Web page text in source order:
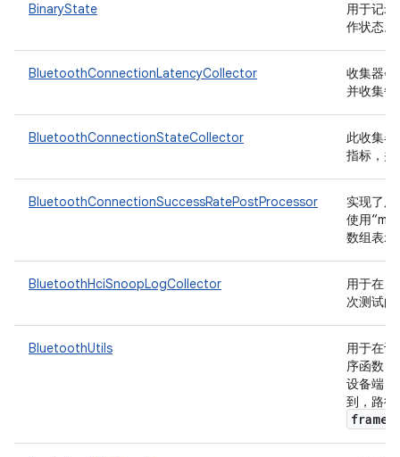
BinaryState
用于记
作状态。
BluetoothConnectionLatencyCollector
收集器
并收集
BluetoothConnectionStateCollector
此收集
指标，
BluetoothConnectionSuccessRatePostProcessor
实现了
使用
数组表
BluetoothHciSnoopLogCollector
用于在
次测试
BluetoothUtils
用于在
序函数
设备端
到，路径